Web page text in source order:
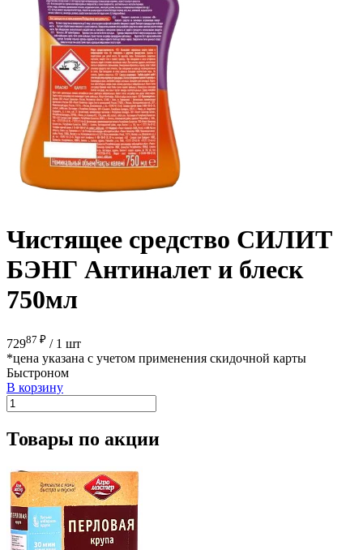
Чистящее средство СИЛИТ
БЭНГ Антиналет и блеск
750мл
72987 ₽ / 1 шт
*цена указана с учетом применения скидочной карты
Быстроном
В корзину
Товары по акции